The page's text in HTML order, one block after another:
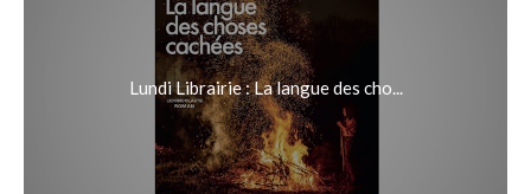
Lundi Librairie : La langue des cho...